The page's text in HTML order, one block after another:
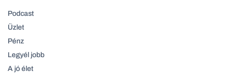
Podcast
Üzlet
Pénz
Legyél jobb
A jó élet